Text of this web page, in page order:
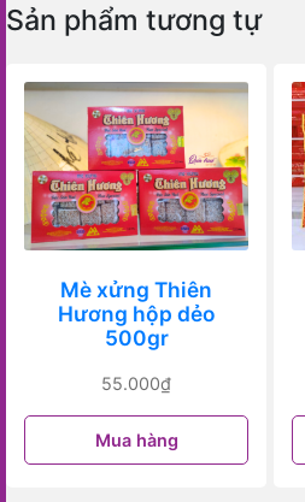
Sản phẩm tương tự
Mè xửng Thiên
Hương hộp dẻo
500gr
55.000₫
Mua hàng